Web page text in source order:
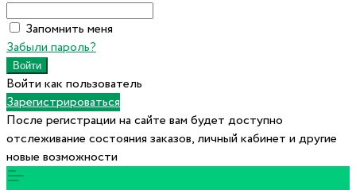
Запомнить меня
Забыли пароль?
Войти как пользователь
Зарегистрироваться
После регистрации на сайте вам будет доступно
отслеживание состояния заказов, личный кабинет и другие
новые возможности